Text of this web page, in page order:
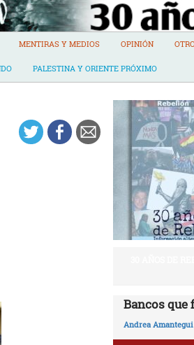
MENTIRAS Y MEDIOS OPINIÓN
PALESTINA Y ORIENTE PRÓXIMO
Bancos que
Andrea Amantegui